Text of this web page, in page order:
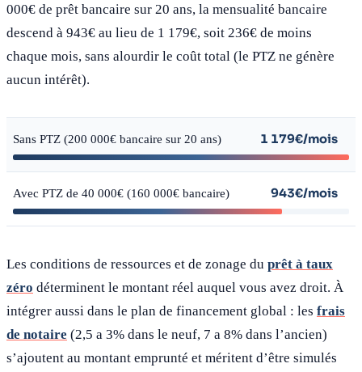
000€ de prêt bancaire sur 20 ans, la mensualité bancaire
descend à 943€ au lieu de 1 179€, soit 236€ de moins
chaque mois, sans alourdir le coût total (le PTZ ne génère
aucun intérêt).
Sans PTZ (200 000€ bancaire sur 20 ans) 1 179€/mois
Avec PTZ de 40 000€ (160 000€ bancaire) 943€/mois
Les conditions de ressources et de zonage du prêt à taux
zéro déterminent le montant réel auquel vous avez droit. À
intégrer aussi dans le plan de financement global : les frais
de notaire (2,5 a 3% dans le neuf, 7 a 8% dans l’ancien)
s’ajoutent au montant emprunté et méritent d’être simulés